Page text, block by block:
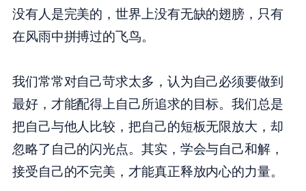
没有人是完美的，世界上没有无缺的翅膀，只有
在风雨中拼搏过的飞鸟。
我们常常对自己苛求太多，认为自己必须要做到
最好，才能配得上自己所追求的目标。我们总是
把自己与他人比较，把自己的短板无限放大，却
忽略了自己的闪光点。其实，学会与自己和解，
接受自己的不完美，才能真正释放内心的力量。